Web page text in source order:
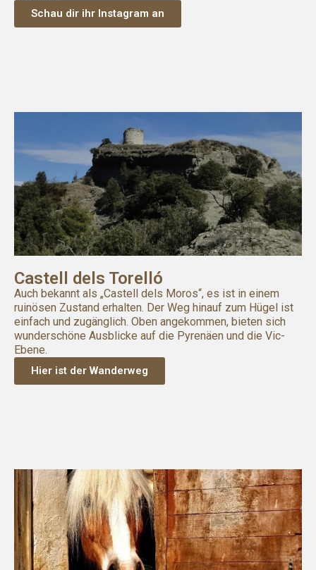
Schau dir ihr Instagram an
Castell dels Torelló
Auch bekannt als „Castell dels Moros“, es ist in einem
ruinösen Zustand erhalten. Der Weg hinauf zum Hügel ist
einfach und zugänglich. Oben angekommen, bieten sich
wunderschöne Ausblicke auf die Pyrenäen und die Vic-
Ebene.
Hier ist der Wanderweg